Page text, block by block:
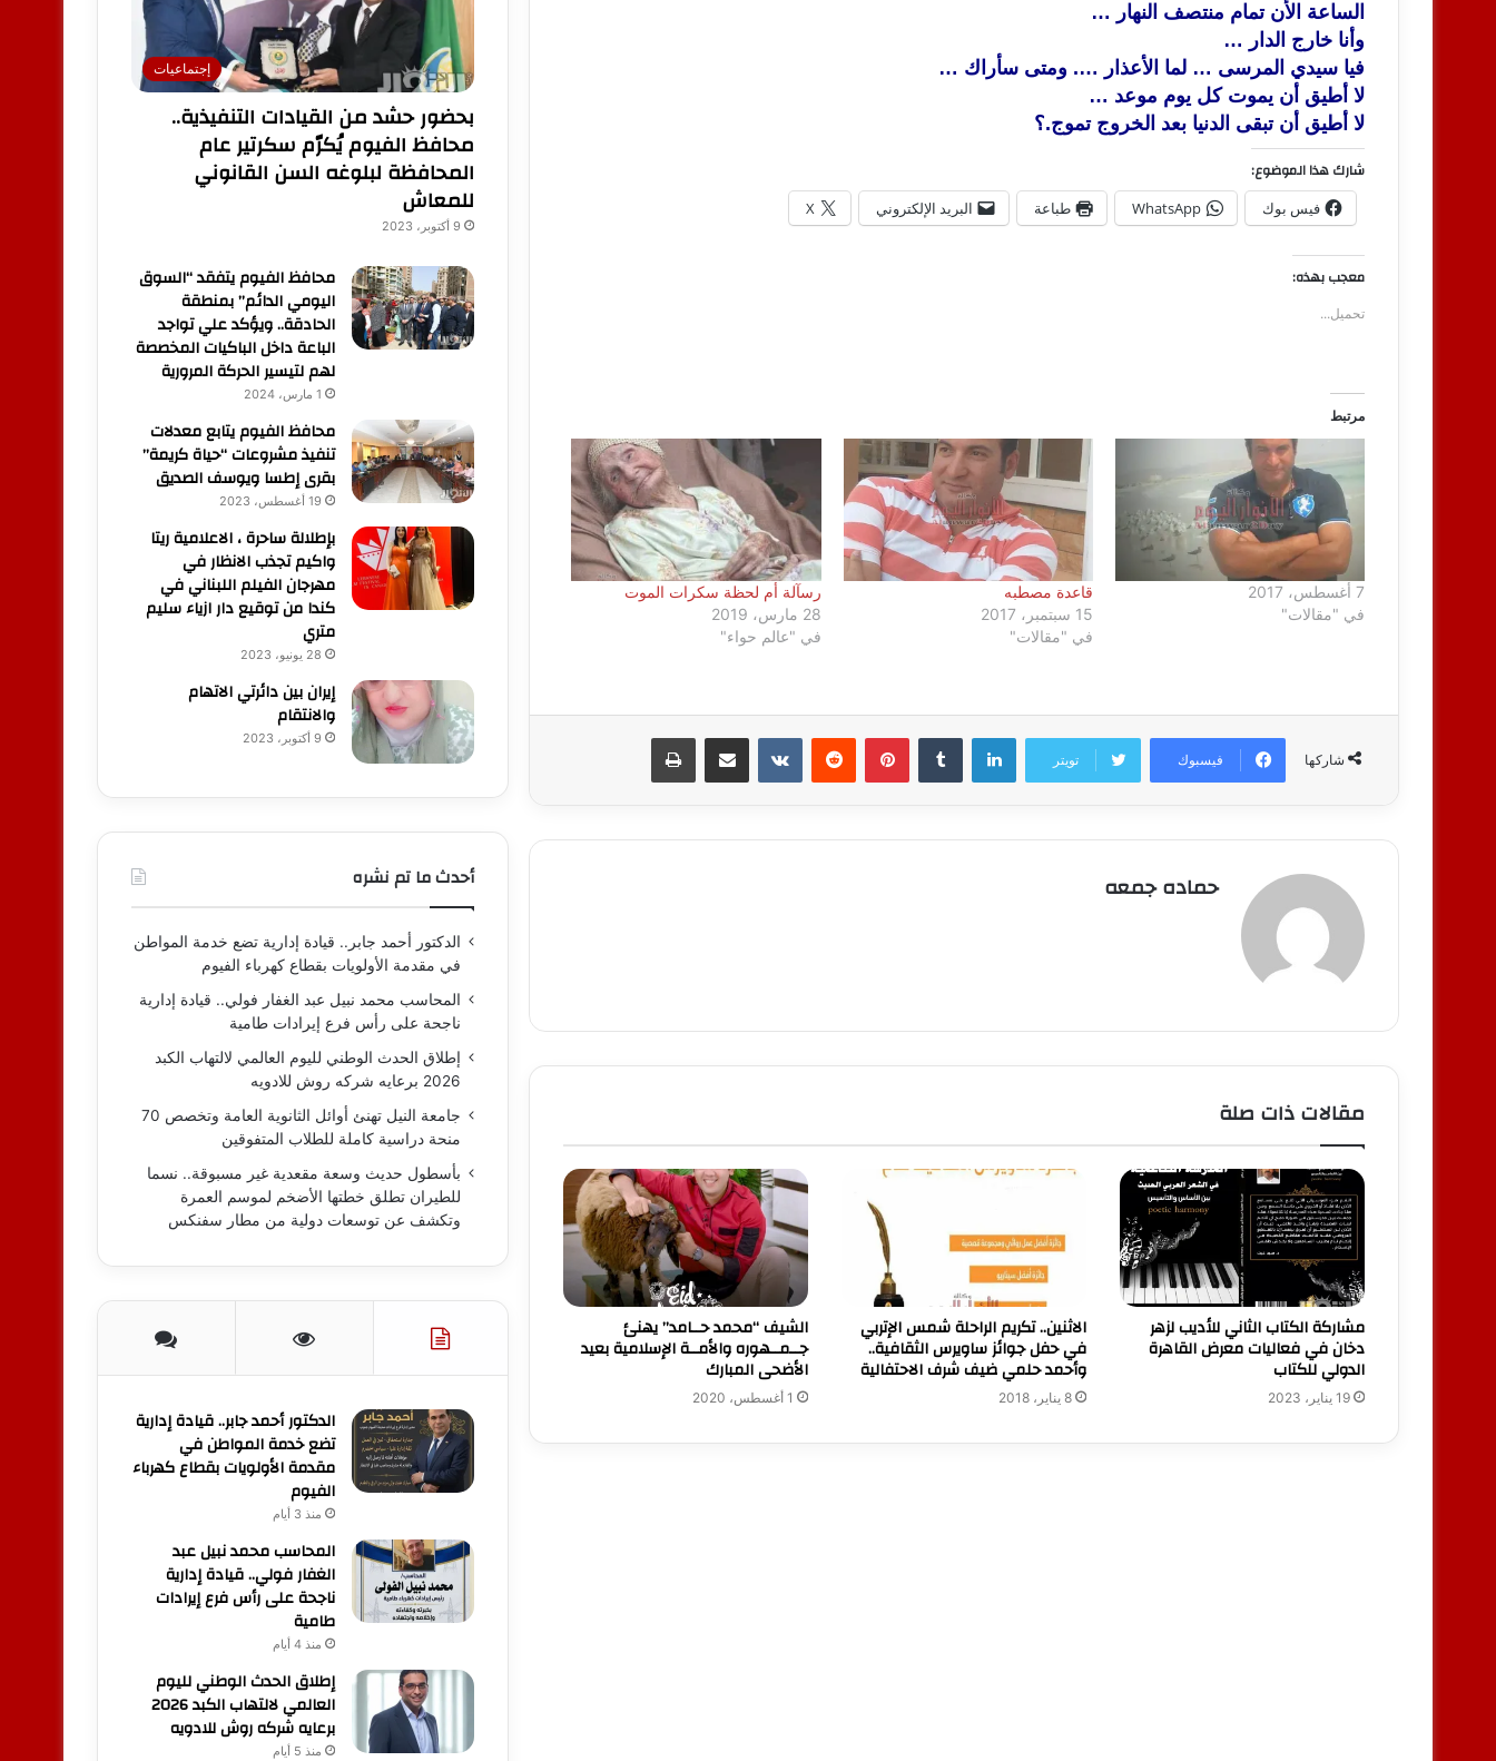
الساعة الأن تمام منتصف النهار …
وأنا خارج الدار …
فيا سيدي المرسى … لما الأعذار …. ومتى سأراك …
لا أطيق أن يموت كل يوم موعد …
لا أطيق أن تبقى الدنيا بعد الخروج تموج.؟
شارك هذا الموضوع:
فيس بوك WhatsApp طباعة البريد الإلكتروني X
معجب بهذه:
تحميل...
مرتبط
7 أغسطس، 2017
في "مقالات"
قاعدة مصطبه
15 سبتمبر، 2017
في "مقالات"
رسآلة أم لحظة سكرات الموت
28 مارس، 2019
في "عالم حواء"
شاركها فيسبوك تويتر
لينكدإن بينتيريست مشاركة عبر البريد طباعة
حماده جمعه
مقالات ذات صلة
مشاركة الكتاب الثاني للأديب لزهر
دخان في فعاليات معرض القاهرة
الدولي للكتاب
19 يناير، 2023
الاثنين.. تكريم الراحلة شمس الإتربي
في حفل جوائز ساويرس الثقافية..
وأحمد حلمي ضيف شرف الاحتفالية
8 يناير، 2018
الشيف “محمد حــامد” يهنئ
جــمــهوره والأمــة الإسلامية بعيد
الأضحى المبارك
1 أغسطس، 2020
إجتماعيات
بحضور حشد من القيادات التنفيذية..
محافظ الفيوم يُكرّم سكرتير عام
المحافظة لبلوغه السن القانوني
للمعاش
9 أكتوبر، 2023
محافظ الفيوم يتفقد “السوق
اليومي الدائم” بمنطقة
الحادقة.. ويؤكد علي تواجد
الباعة داخل الباكيات المخصصة
لهم لتيسير الحركة المرورية
1 مارس، 2024
محافظ الفيوم يتابع معدلات
تنفيذ مشروعات “حياة كريمة”
بقرى إطسا ويوسف الصديق
19 أغسطس، 2023
بإطلالة ساحرة ، الاعلامية ريتا
واكيم تجذب الانظار في
مهرجان الفيلم اللبناني في
كندا من توقيع دار ازياء سليم
متري
28 يونيو، 2023
إيران بين دائرتي الاتهام
والانتقام
9 أكتوبر، 2023
أحدث ما تم نشره
الدكتور أحمد جابر.. قيادة إدارية تضع خدمة المواطن
في مقدمة الأولويات بقطاع كهرباء الفيوم
المحاسب محمد نبيل عبد الغفار فولي.. قيادة إدارية
ناجحة على رأس فرع إيرادات طامية
إطلاق الحدث الوطني لليوم العالمي لالتهاب الكبد
2026 برعايه شركه روش للادويه
جامعة النيل تهنئ أوائل الثانوية العامة وتخصص 70
منحة دراسية كاملة للطلاب المتفوقين
بأسطول حديث وسعة مقعدية غير مسبوقة.. نسما
للطيران تطلق خطتها الأضخم لموسم العمرة
وتكشف عن توسعات دولية من مطار سفنكس
الدكتور أحمد جابر.. قيادة إدارية
تضع خدمة المواطن في
مقدمة الأولويات بقطاع كهرباء
الفيوم
منذ 3 أيام
المحاسب محمد نبيل عبد
الغفار فولي.. قيادة إدارية
ناجحة على رأس فرع إيرادات
طامية
منذ 4 أيام
إطلاق الحدث الوطني لليوم
العالمي لالتهاب الكبد 2026
برعايه شركه روش للادويه
منذ 5 أيام